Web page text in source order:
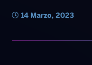
14 Marzo, 2023